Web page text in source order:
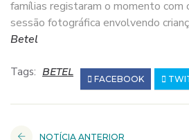
famílias registaram o momento com
sessão fotográfica envolvendo
Betel
Tags: BETEL
FACEBOOK
NOTÍCIA ANTERIOR